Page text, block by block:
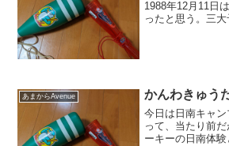
1988年12月11日
ったと思う。三大
あまからAvenue かんわきゅう
今日は日南キャ
って、当たり前
ーキーの日南体験